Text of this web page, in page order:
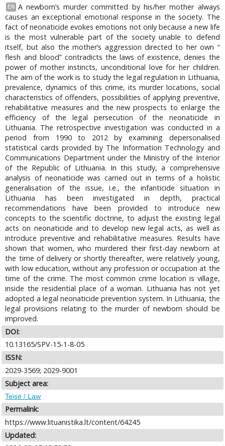
EN
A newborn’s murder committed by his/her mother always
causes an exceptional emotional response in the society. The
fact of neonaticide evokes emotions not only because a new life
is the most vulnerable part of the society unable to defend
itself, but also the mother’s aggression directed to her own “
flesh and blood” contradicts the laws of existence, denies the
power of mother instincts, unconditional love for her children.
The aim of the work is to study the legal regulation in Lithuania,
prevalence, dynamics of this crime, its murder locations, social
characteristics of offenders, possibilities of applying preventive,
rehabilitative measures and the new prospects to enlarge the
efficiency of the legal persecution of the neonaticide in
Lithuania. The retrospective investigation was conducted in a
period from 1990 to 2012 by examining depersonalised
statistical cards provided by The Information Technology and
Communications Department under the Ministry of the Interior
of the Republic of Lithuania. In this study, a comprehensive
analysis of neonaticide was carried out in terms of a holistic
generalisation of the issue, i.e., the infanticide situation in
Lithuania has been investigated in depth, practical
recommendations have been provided to introduce new
concepts to the scientific doctrine, to adjust the existing legal
acts on neonaticide and to develop new legal acts, as well as
introduce preventive and rehabilitative measures. Results have
shown that women, who murdered their first-day newborn at
the time of delivery or shortly thereafter, were relatively young,
with low education, without any profession or occupation at the
time of the crime. The most common crime location is village,
inside the residential place of a woman. Lithuania has not yet
adopted a legal neonaticide prevention system. In Lithuania, the
legal provisions relating to the murder of newborn should be
improved.
DOI:
10.13165/SPV-15-1-8-05
ISSN:
2029-3569; 2029-9001
Subject area:
Teisė / Law
Permalink:
https://www.lituanistika.lt/content/64245
Updated: